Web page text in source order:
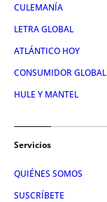
CULEMANÍA
LETRA GLOBAL
ATLÁNTICO HOY
CONSUMIDOR GLOBAL
HULE Y MANTEL
Servicios
QUIÉNES SOMOS
SUSCRÍBETE